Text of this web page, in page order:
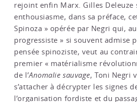
rejoint enfin Marx. Gilles Deleuze
enthousiasme, dans sa préface,
Spinoza » opérée par Negri qui,
progressiste » si souvent admise
pensée spinoziste, veut au
premier « matérialisme
de l’Anomalie sauvage, Toni Negri
s’attacher à décrypter les signes
l’organisation fordiste et du